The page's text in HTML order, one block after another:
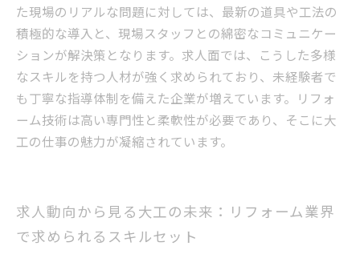
た現場のリアルな問題に対しては、最新の道具や工法の
積極的な導入と、現場スタッフとの綿密なコミュニケー
ションが解決策となります。求人面では、こうした多様
なスキルを持つ人材が強く求められており、未経験者で
も丁寧な指導体制を備えた企業が増えています。リフォ
ーム技術は高い専門性と柔軟性が必要であり、そこに大
工の仕事の魅力が凝縮されています。
求人動向から見る大工の未来：リフォーム業界
で求められるスキルセット